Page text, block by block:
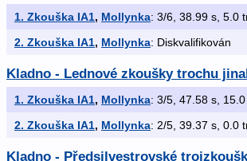
1. Zkouška IA1, Mollynka: 3/6, 38.99 s, 5.0
2. Zkouška IA1, Mollynka: Diskvalifikován
Kladno - Lednové zkoušky trochu
1. Zkouška IA1, Mollynka: 3/5, 47.58 s,
2. Zkouška IA1, Mollynka: 2/5, 39.37 s, 0.0
Kladno - Předsilvestrovské